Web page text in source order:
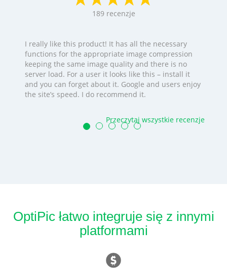
189 recenzje
I really like this product! It has all the necessary
functions for the appropriate image compression
keeping the same image quality and there is no
server load. For a user it looks like this – install it
and you can forget about it. Google and users enjoy
the site’s speed. I do recommend it.
Przeczytaj wszystkie recenzje
OptiPic łatwo integruje się z innymi
platformami